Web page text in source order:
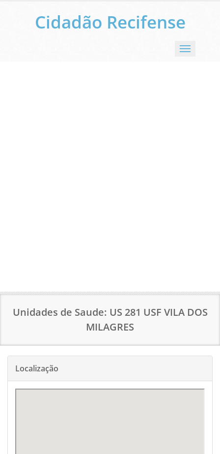
Cidadão Recifense
Menu
Unidades de Saude: US 281 USF VILA DOS
MILAGRES
Localização